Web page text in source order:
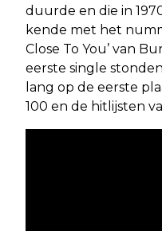
duurde en die in
kende met het
Close To You’ van
eerste single
lang op de eerste
100 en de hitlijsten